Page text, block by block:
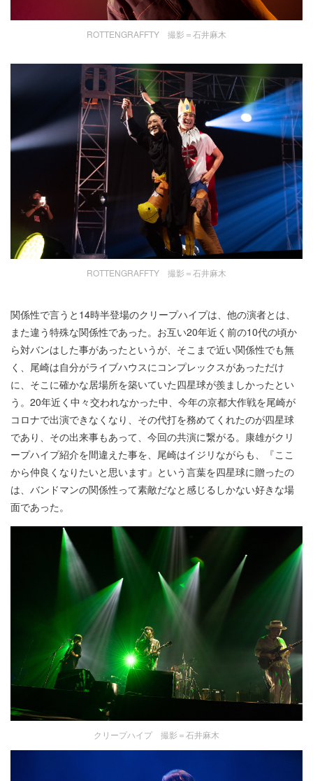
ROTTENGRAFFTY 撮影＝石井麻木
ROTTENGRAFFTY 撮影＝石井麻木
関係性で言うと14時半登場のクリープハイプは、他の演者とは、
また違う特殊な関係性であった。お互い20年近く前の10代の頃か
ら対バンはした事があったというが、そこまで近い関係性でも無
く、尾崎は自分がライブハウスにコンプレックスがあっただけ
に、そこに確かな居場所を築いていた四星球が羨ましかったとい
う。20年近く中々交われなかった中、今年の京都大作戦を尾崎が
コロナで出演できなくなり、その代打を務めてくれたのが四星球
であり、その出来事もあって、今回の共演に繋がる。康雄がクリ
ープハイプ紹介を間違えた事を、尾崎はイジリながらも、『ここ
から仲良くなりたいと思います』という言葉を四星球に贈ったの
は、バンドマンの関係性って素敵だなと感じるしかない好きな場
面であった。
クリープハイプ 撮影＝石井麻木